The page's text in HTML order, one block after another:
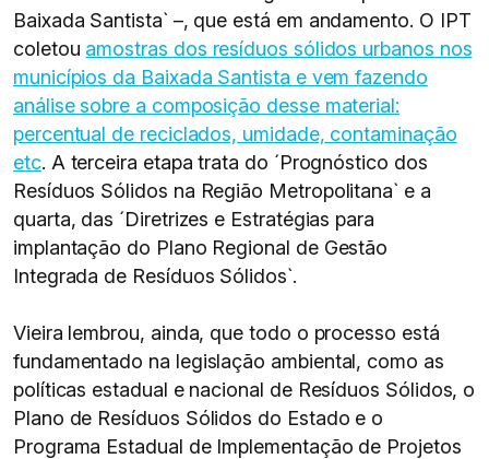
Baixada Santista` –, que está em andamento. O IPT
coletou amostras dos resíduos sólidos urbanos nos
municípios da Baixada Santista e vem fazendo
análise sobre a composição desse material:
percentual de reciclados, umidade, contaminação
etc. A terceira etapa trata do ´Prognóstico dos
Resíduos Sólidos na Região Metropolitana` e a
quarta, das ´Diretrizes e Estratégias para
implantação do Plano Regional de Gestão
Integrada de Resíduos Sólidos`.
Vieira lembrou, ainda, que todo o processo está
fundamentado na legislação ambiental, como as
políticas estadual e nacional de Resíduos Sólidos, o
Plano de Resíduos Sólidos do Estado e o
Programa Estadual de Implementação de Projetos